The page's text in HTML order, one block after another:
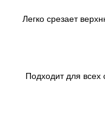
Легко срезает
Подходит для всех